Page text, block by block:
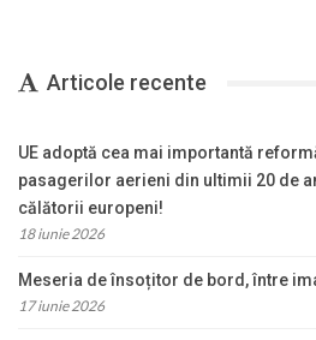
Articole recente
UE adoptă cea mai importantă
pasagerilor aerieni din ultimii 20 de
călătorii europeni!
18 iunie 2026
Meseria de însoțitor de bord, între
17 iunie 2026